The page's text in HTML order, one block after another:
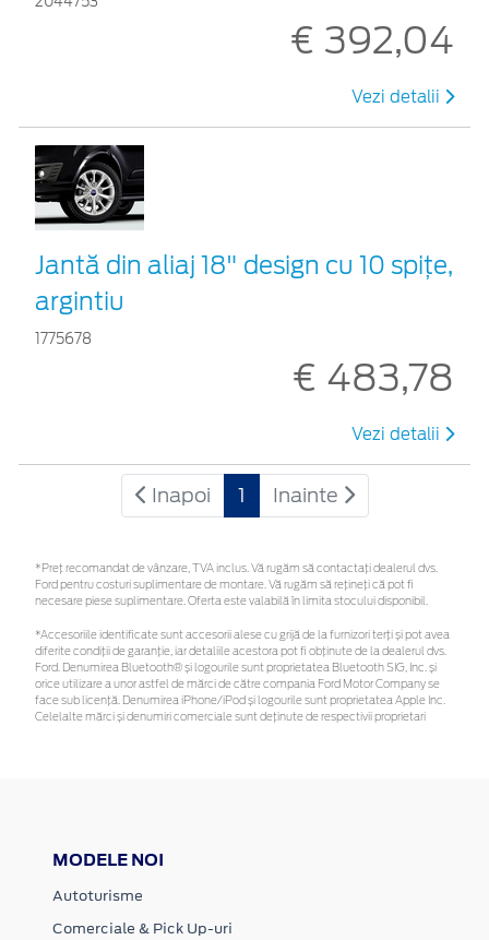
€ 392,04
Vezi detalii
Jantă din aliaj 18" design cu 10 spiţe,
argintiu
1775678
€ 483,78
Vezi detalii
Inapoi 1 Inainte
*Preţ recomandat de vânzare, TVA inclus. Vă rugăm să contactaţi dealerul dvs.
Ford pentru costuri suplimentare de montare. Vă rugăm să rețineți că pot fi
necesare piese suplimentare. Oferta este valabilă în limita stocului disponibil.
*Accesoriile identificate sunt accesorii alese cu grijă de la furnizori terți și pot avea
diferite condiții de garanție, iar detaliile acestora pot fi obținute de la dealerul dvs.
Ford. Denumirea Bluetooth® și logourile sunt proprietatea Bluetooth SIG, Inc. și
orice utilizare a unor astfel de mărci de către compania Ford Motor Company se
face sub licență. Denumirea iPhone/iPod și logourile sunt proprietatea Apple Inc.
Celelalte mărci și denumiri comerciale sunt deținute de respectivii proprietari
MODELE NOI
Autoturisme
Comerciale & Pick Up-uri